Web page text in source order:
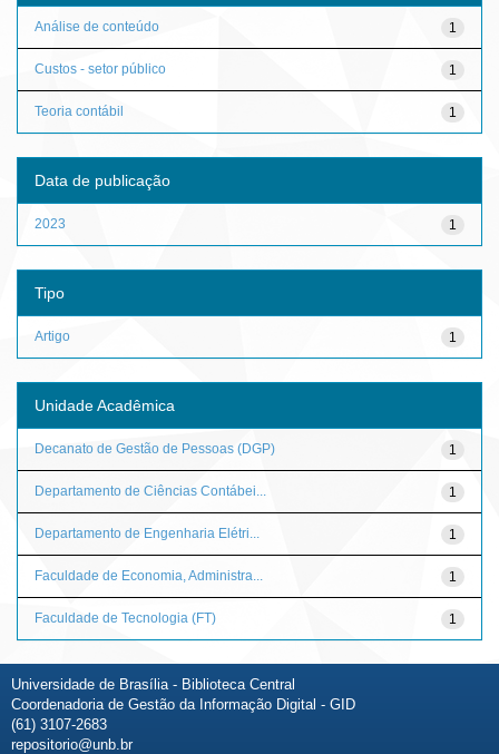
1
Análise de conteúdo
1
Custos - setor público
1
Teoria contábil
Data de publicação
1
2023
Tipo
1
Artigo
Unidade Acadêmica
1
Decanato de Gestão de Pessoas (DGP)
1
Departamento de Ciências Contábei...
1
Departamento de Engenharia Elétri...
1
Faculdade de Economia, Administra...
1
Faculdade de Tecnologia (FT)
Universidade de Brasília - Biblioteca Central
Coordenadoria de Gestão da Informação Digital - GID
(61) 3107-2683
repositorio@unb.br